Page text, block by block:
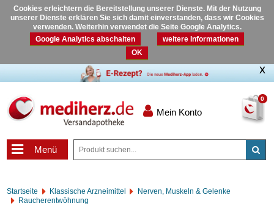
Cookies erleichtern die Bereitstellung unserer Dienste. Mit der Nutzung
unserer Dienste erklären Sie sich damit einverstanden, dass wir Cookies
verwenden. Weiterhin verwendet die Seite Google Analytics.
Google Analytics abschalten
weitere Informationen
OK
0
Mein Konto
Menü
Startseite Klassische Arzneimittel
Nerven, Muskeln & Gelenke
Raucherentwöhnung